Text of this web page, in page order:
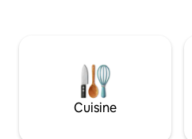
Cuisine